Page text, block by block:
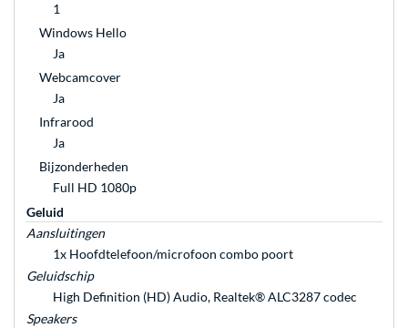
1
Windows Hello
Ja
Webcamcover
Ja
Infrarood
Ja
Bijzonderheden
Full HD 1080p
Geluid
Aansluitingen
1x Hoofdtelefoon/microfoon combo poort
Geluidschip
High Definition (HD) Audio, Realtek® ALC3287 codec
Speakers